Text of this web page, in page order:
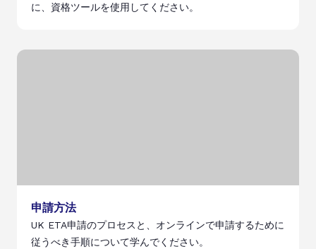
に、資格ツールを使用してください。
申請方法
UK ETA申請のプロセスと、オンラインで申請するために
従うべき手順について学んでください。